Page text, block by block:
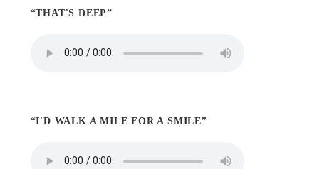
“THAT'S DEEP”
“I'D WALK A MILE FOR A SMILE”